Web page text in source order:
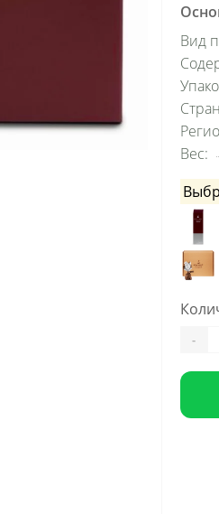
Вид
Вес:
-